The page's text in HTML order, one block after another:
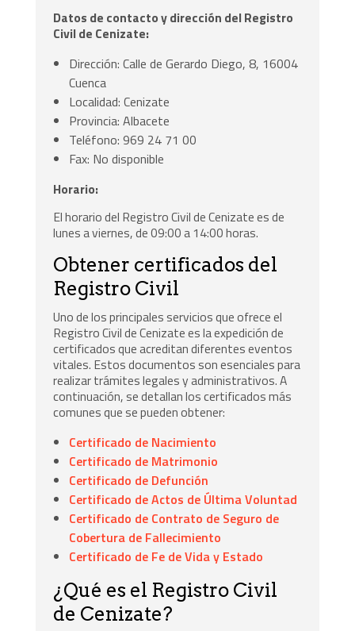
Datos de contacto y dirección del Registro
Civil de Cenizate:
Dirección: Calle de Gerardo Diego, 8, 16004
Cuenca
Localidad: Cenizate
Provincia: Albacete
Teléfono: 969 24 71 00
Fax: No disponible
Horario:
El horario del Registro Civil de Cenizate es de
lunes a viernes, de 09:00 a 14:00 horas.
Obtener certificados del
Registro Civil
Uno de los principales servicios que ofrece el
Registro Civil de Cenizate es la expedición de
certificados que acreditan diferentes eventos
vitales. Estos documentos son esenciales para
realizar trámites legales y administrativos. A
continuación, se detallan los certificados más
comunes que se pueden obtener:
Certificado de Nacimiento
Certificado de Matrimonio
Certificado de Defunción
Certificado de Actos de Última Voluntad
Certificado de Contrato de Seguro de
Cobertura de Fallecimiento
Certificado de Fe de Vida y Estado
¿Qué es el Registro Civil
de Cenizate?